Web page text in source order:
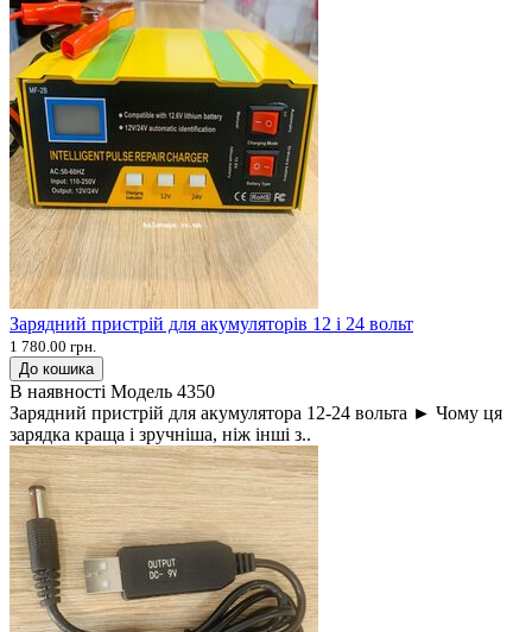
Зарядний пристрій для акумуляторів 12 і 24 вольт
1 780.00 грн.
До кошика
В наявності Модель 4350
Зарядний пристрій для акумулятора 12-24 вольта ► Чому ця
зарядка краща і зручніша, ніж інші з..